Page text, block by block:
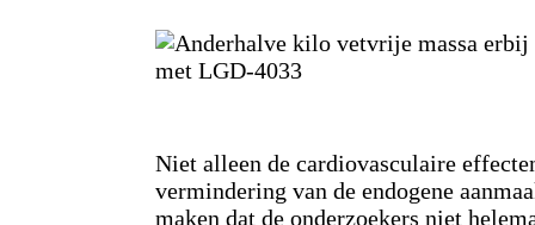
Niet alleen de cardiovasculaire
vermindering van de endogene
maken dat de onderzoekers niet